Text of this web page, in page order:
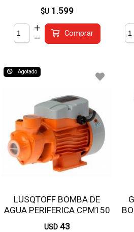
$U 1.599
Comprar
Agotado
LUSQTOFF BOMBA DE
AGUA PERIFERICA CPM150
USD 43